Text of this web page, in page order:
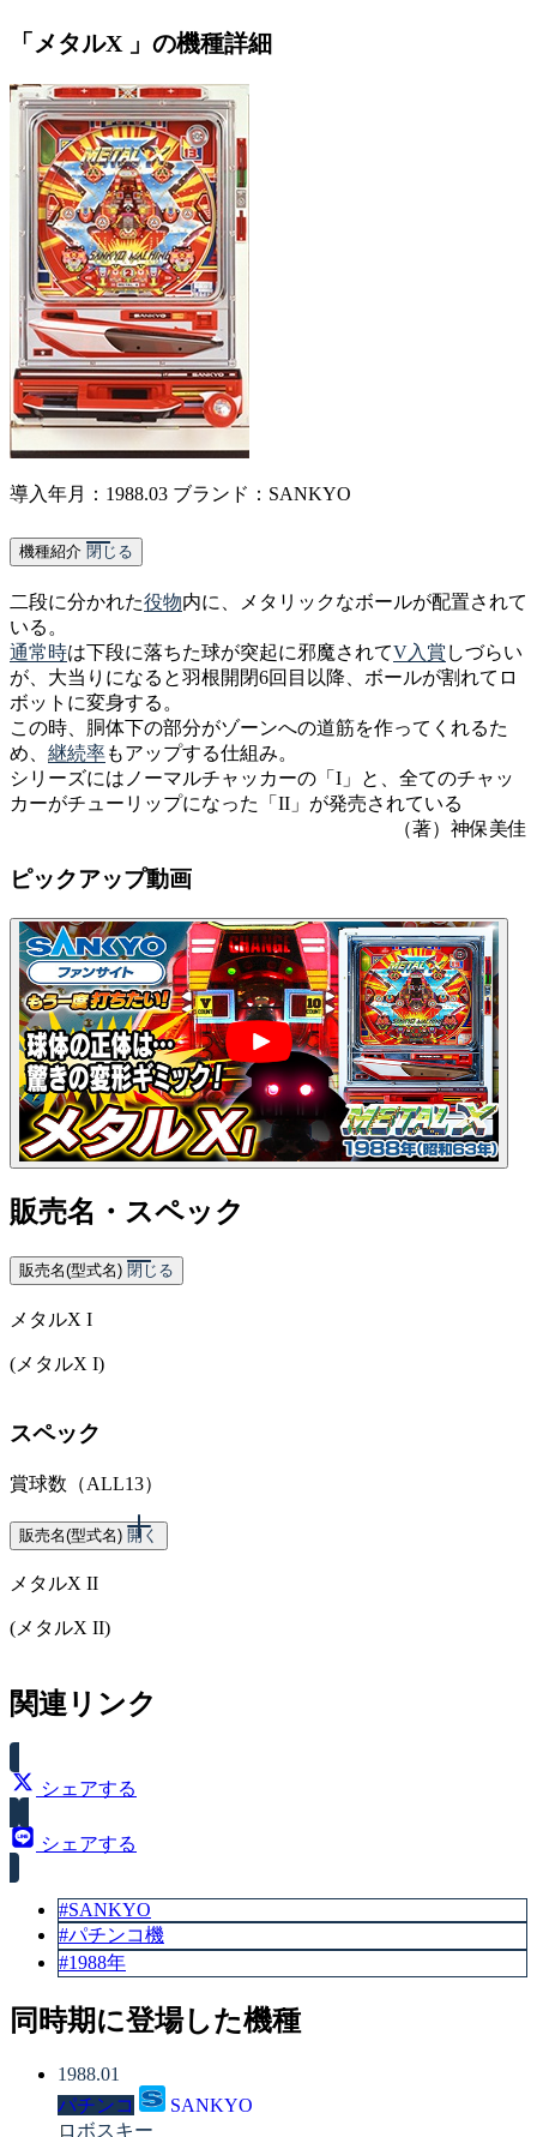
「メタルX 」の機種詳細
導入年月：1988.03 ブランド：SANKYO
機種紹介 閉じる
二段に分かれた役物内に、メタリックなボールが配置されて
いる。
通常時は下段に落ちた球が突起に邪魔されてV入賞 しづらい
が、大当りになると羽根開閉6回目以降、ボールが割れてロ
ボットに変身する。
この時、胴体下の部分がゾーンへの道筋を作ってくれるた
め、 継続率もアップする仕組み。
シリーズにはノーマルチャッカーの「I」と、全てのチャッ
カーがチューリップになった「II」が発売されている
（著）神保美佳
ピックアップ動画
販売名・スペック
販売名(型式名) 閉じる
メタルX I
(メタルX I)
スペック
賞球数（ALL13）
販売名(型式名) 開く
メタルX II
(メタルX II)
スペック
賞球数（ALL13）
関連リンク
シェアする
シェアする
#SANKYO
#パチンコ機
#1988年
同時期に登場した機種
1988.01
パチンコ
SANKYO
ロボスキー